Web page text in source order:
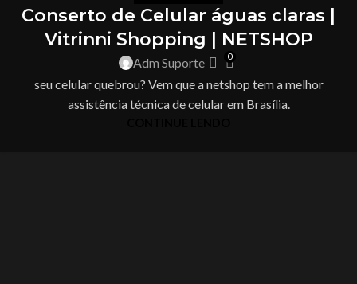
NOV
Conserto de Celular águas claras |
Vitrinni Shopping | NETSHOP
Adm Suporte 0
seu celular quebrou? Vem que a netshop tem a melhor
assistência técnica de celular em Brasília.